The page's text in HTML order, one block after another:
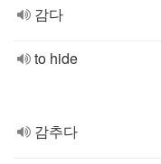
감다
to hide
감추다